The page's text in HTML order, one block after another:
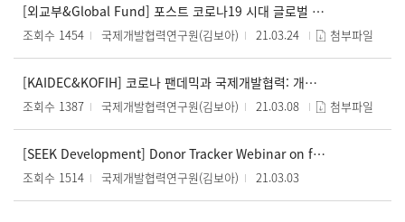
[외교부&Global Fund] 포스트 코로나19 시대 글로벌 보건분야 한국의 리더십 심포지엄
조회수 1454 국제개발협력연구원(김보아) 21.03.24 첨부파일
[KAIDEC&KOFIH] 코로나 팬데믹과 국제개발협력: 개발협력 보건정책변화와 새로운 리더십
조회수 1387 국제개발협력연구원(김보아) 21.03.08 첨부파일
[SEEK Development] Donor Tracker Webinar on funding for sexual and reproductive health and rights (SRHR)
조회수 1514 국제개발협력연구원(김보아) 21.03.03